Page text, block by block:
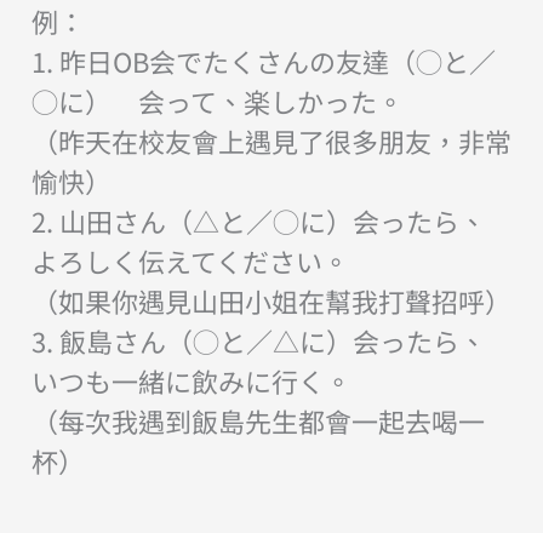
例：
1. 昨日OB会でたくさんの友達（◯と／
◯に） 会って、楽しかった。
（昨天在校友會上遇見了很多朋友，非常
愉快）
2. 山田さん（△と／◯に）会ったら、
よろしく伝えてください。
（如果你遇見山田小姐在幫我打聲招呼）
3. 飯島さん（◯と／△に）会ったら、
いつも一緒に飲みに行く。
（每次我遇到飯島先生都會一起去喝一
杯）